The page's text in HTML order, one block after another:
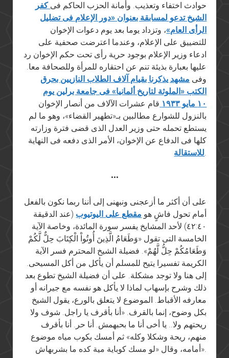
حوادث اختفاء وتعذيب. وأمانة الحزب الحاكم فى كفر
الشيخ تدعو لمسابقة بعنوان «دور الإعلام فى تضليل
الرأى العام»، وتزداد يوما بعد يوم دعوات الإخوان
للتضييق على الإعلام، وعندما اعترضت صحفية على
ادعاء وزير الإعلام بوجود حرية رأى تحت حكم الإخوان رد
عليها بعبارة بذيئة تنم عن احتقاره للمرأة وللصحافة معا.
وفى مشهد يذكرنا بقيام آلاف الطلاب النازيين بحرق
الكتب «الملوثة لتاريخ ألمانيا» فى جامعة برلين يوم
١٠ مايو ١٩٣٣
قام عشرات الآلاف من أنصار الإخوان
بالنزول للشوارع مطالبين بـ«تطهير القضاء»، وهو ما لم
يستطع تحمله حتى وزير العدل الذى قضى فترة وزارته
كلها فى الدفاع عن الإخوان، الأمر الذى دفعه فى النهاية
للاستقالة.
•••
على أن أكثر ما أزعجنى ونبهنى إلى أننا ربما نكون بالفعل
أمام تحول فاشٍ هو مقطع على اليوتيوب (عند الدقيقة
٤٢:٤٠) لأحد المشايخ يفسر سورة المائدة، وخاصة الآية
الخامسة التى تقول «وَطَعَامُ الَّذِينَ أُوتُواْ الْكِتَابَ حِلٌّ لَّكُمْ
وَطَعَامُكُمْ حِلُّ لَّهُمْ». فضيلة الشيخ المحترم فسر الآية
الكريمة تفسيرا يتيح للمسلم أن يأكل من أكل المسيحى.
إلى هنا ولا توجد مشكلة. على أن فضيلة الشيخ تطوع بعد
ذلك وشرح بإسهاب لماذا لا يأكل هو نفسه مع جيرانه أو
معارفه الأقباط. الموضوع لا يتعلق بالورع، يقول الشيخ
بكل وضوح، إنما بالقرف. «أنا بأقرف يا راجل. شوف ولا
ريحتهم ولا.. يا أخى أنا ما بحبهمش. أنا حر. أنا بأقرف
منهم، ريحة وشكلا وكله» ثم أمسك بكوب مياه موضوع
أمامه، وقال «لو مسك كوباية مية كده ما بشربهاش».